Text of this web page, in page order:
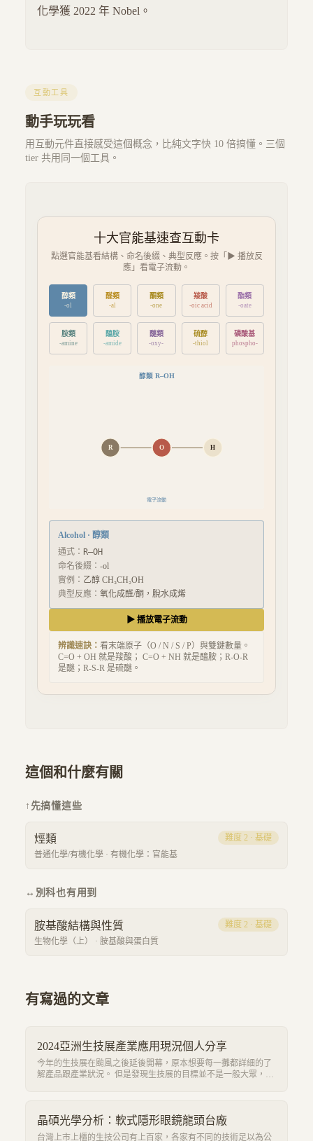
化學獲 2022 年 Nobel。
互動工具
動手玩玩看
用互動元件直接感受這個概念，比純文字快 10 倍搞懂。三個
tier 共用同一個工具。
十大官能基速查互動卡
點選官能基看結構、命名後綴、典型反應。按「▶ 播放反
應」看電子流動。
醇類
-ol
醛類
-al
酮類
-one
羧酸
-oic acid
酯類
-oate
胺類
-amine
醯胺
-amide
醚類
-oxy-
硫醇
-thiol
磷酸基
phospho-
醇類 R–OH
R O H
電子流動
Alcohol · 醇類
通式： R–OH
命名後綴： -ol
實例： 乙醇 CH₃CH₂OH
典型反應： 氧化成醛/酮，脫水成烯
▶ 播放電子流動
辨識速訣： 看末端原子（O / N / S / P）與雙鍵數量。
C=O + OH 就是羧酸； C=O + NH 就是醯胺；R-O-R
是醚；R-S-R 是硫醚。
這個和什麼有關
↑ 先搞懂這些
烴類
普通化學/有機化學 · 有機化學：官能基
難度 2 · 基礎
↔ 別科也有用到
胺基酸結構與性質
生物化學（上） · 胺基酸與蛋白質
難度 2 · 基礎
有寫過的文章
2024亞洲生技展產業應用現況個人分享
今年的生技展在颱風之後延後開幕，原本想要每一攤都詳細的了
解產品跟產業狀況。 但是發現生技展的目標並不是一般大眾，對
及創投 無論是哪種，只要對領域不是很了解，就只會稍微介紹一
下打發，無法得到較有效且全面的了解。 因此，根據我自己的背
晶碩光學分析：軟式隱形眼鏡龍頭台廠
台灣上市上櫃的生技公司有上百家，各家有不同的技術足以為公